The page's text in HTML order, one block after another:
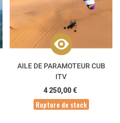
AILE DE PARAMOTEUR CUB
ITV
4 250,00 €
Rupture de stock